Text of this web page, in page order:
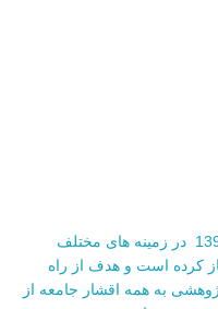
تیم پژوهشی کوله پشتی از اواخر سال 1390 در زمینه های مختلف
کرده است و هدف از راه
به همه اقشار جامعه از